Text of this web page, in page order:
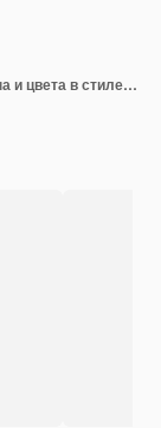
Вертикальная рама с изображением слона и цвета в стиле тайского линейного искусства